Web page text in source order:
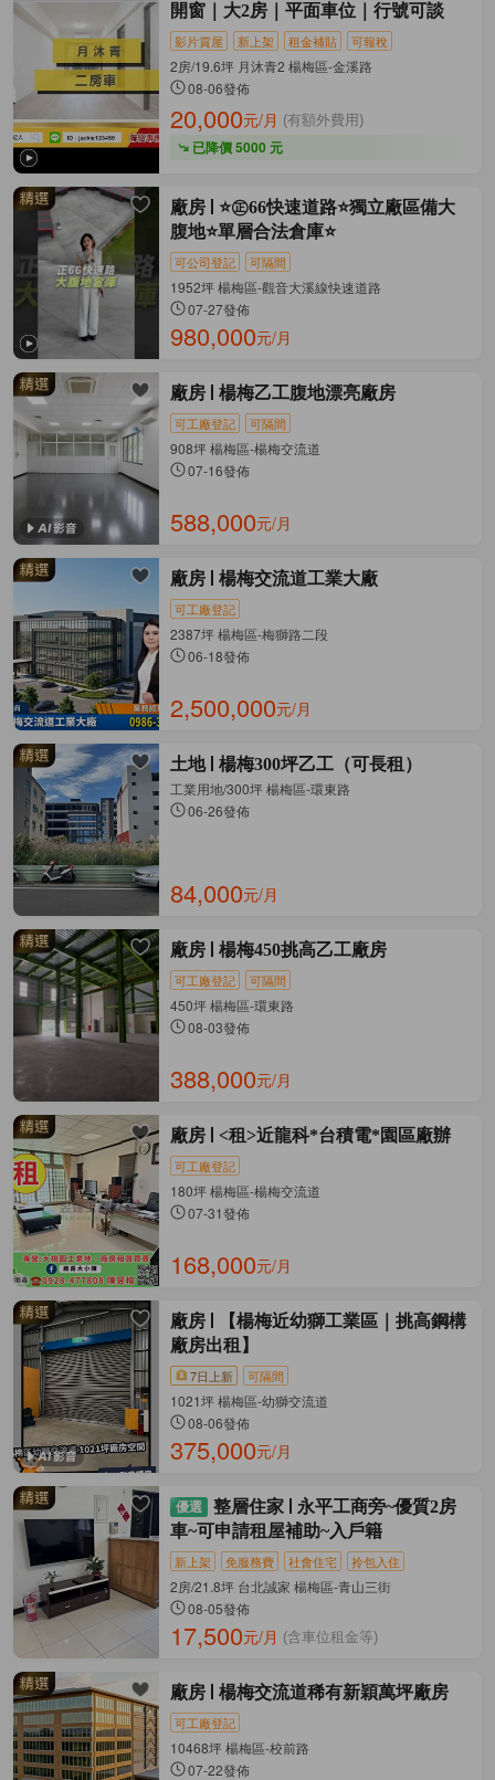
開窗｜大2房｜平面車位｜行號可談
影片賞屋 新上架 租金補貼 可報稅
2房/19.6坪 月沐青2 楊梅區-金溪路
08-06發佈
20,000元/月 (有額外費用)
已降價 5000 元
廠房
⭐㊣66快速道路⭐獨立廠區備大
腹地⭐單層合法倉庫⭐
可公司登記 可隔間
1952坪 楊梅區-觀音大溪線快速道路
07-27發佈
980,000元/月
廠房 楊梅乙工腹地漂亮廠房
可工廠登記 可隔間
908坪 楊梅區-楊梅交流道
07-16發佈
588,000元/月
廠房 楊梅交流道工業大廠
可工廠登記
2387坪 楊梅區-梅獅路二段
06-18發佈
2,500,000元/月
土地
楊梅300坪乙工（可長租）
工業用地/300坪 楊梅區-環東路
06-26發佈
84,000元/月
廠房 楊梅450挑高乙工廠房
可工廠登記 可隔間
450坪 楊梅區-環東路
08-03發佈
388,000元/月
廠房 <租>近龍科*台積電*園區廠辦
可工廠登記
180坪 楊梅區-楊梅交流道
07-31發佈
168,000元/月
廠房
【楊梅近幼獅工業區｜挑高鋼構
廠房出租】
7日上新 可隔間
1021坪 楊梅區-幼獅交流道
08-06發佈
375,000元/月
整層住家
永平工商旁~優質2房
車~可申請租屋補助~入戶籍
新上架 免服務費 社會住宅 拎包入住
2房/21.8坪 台北誠家 楊梅區-青山三街
08-05發佈
17,500元/月 (含車位租金等)
廠房 楊梅交流道稀有新穎萬坪廠房
可工廠登記
10468坪 楊梅區-校前路
07-22發佈